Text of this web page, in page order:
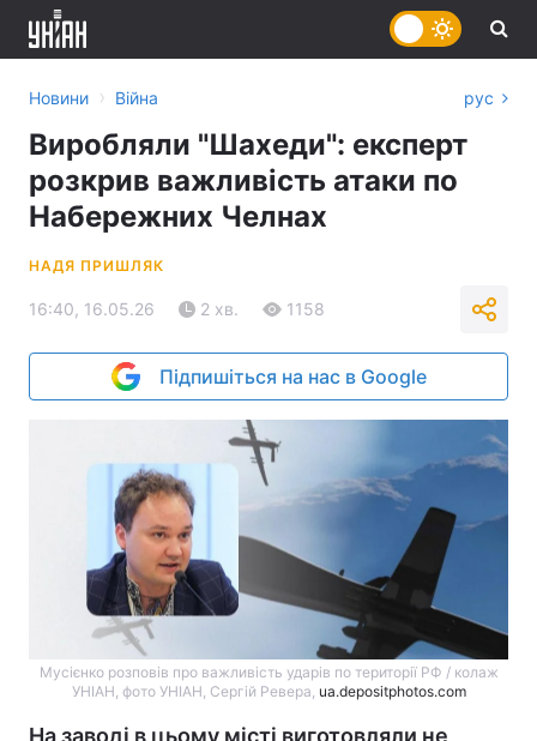
Новини › Війна рус
Виробляли "Шахеди": експерт
розкрив важливість атаки по
Набережних Челнах
НАДЯ ПРИШЛЯК
16:40, 16.05.26 2 хв. 1158
Підпишіться на нас в Google
Мусієнко розповів про важливість ударів по території РФ / колаж
УНІАН, фото УНІАН, Сергій Ревера, ua.depositphotos.com
На заводі в цьому місті виготовляли не